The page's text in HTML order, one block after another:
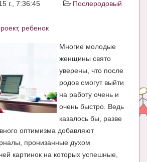
г., 7:36:45
Послеродовый
, ребенок
Многие молодые
женщины свято
уверены, что после
родов смогут выйти
на работу очень и
очень быстро. Ведь
казалось бы, разве
оптимизма добавляют
пронизанные духом
картинок на которых успешные,